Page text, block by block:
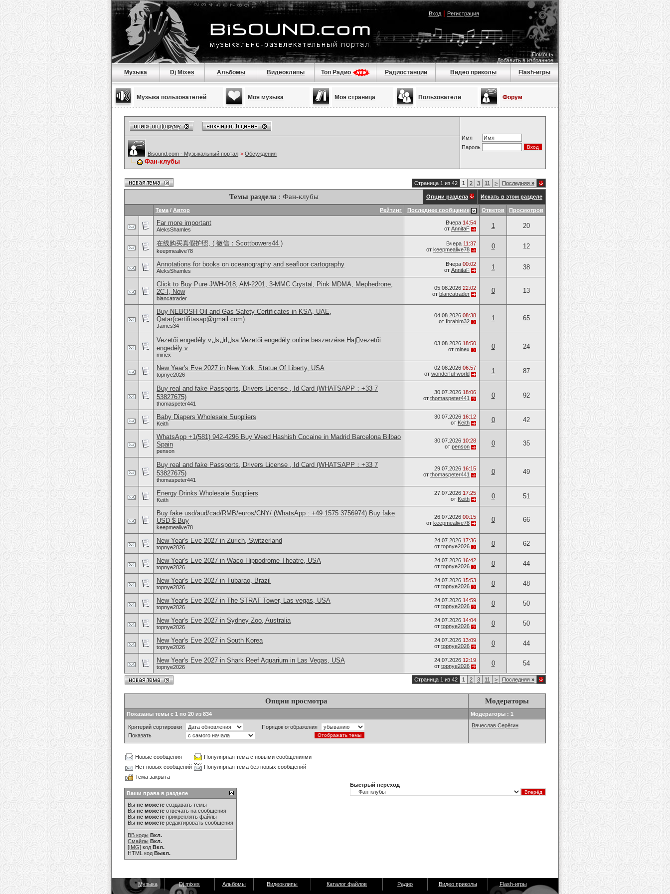
Вход| Регистрация
Помощь
Добавить в избранное
Музыка Dj Mixes Альбомы Видеоклипы Топ Радио Радиостанции Видео приколы Flash-игры
Музыка пользователей Моя музыка Моя страница Пользователи Форум
Имя
Пароль
Bisound.com - Музыкальный портал > Обсуждения
Фан-клубы
Страница 1 из 42 1 2 3 11 > Последняя »
Темы раздела : Фан-клубы Опции раздела Искать в этом разделе
Рейтинг
Тема / Автор Последнее сообщение Ответов Просмотров
Far more important
AleksShamles
Вчера 14:54
от AnnitaF 1 20
在线购买真假护照, ( 微信：Scottbowers44 )
keepmealive78
Вчера 11:37
от keepmealive78 0 12
Annotations for books on oceanography and seafloor cartography
AleksShamles
Вчера 00:02
от AnnitaF 1 38
Click to Buy Pure JWH-018, AM-2201, 3-MMC Crystal, Pink MDMA, Mephedrone,
2C-I, Now
blancatrader
05.08.2026 22:02
от blancatrader 0 13
Buy NEBOSH Oil and Gas Safety Certificates in KSA, UAE,
Qatar(certifitasap@gmail.com)
James34
04.08.2026 08:38
от Ibrahim32 1 65
Vezetői engedély vلsلrlلsa Vezetői engedély online beszerzése Hajَvezetői
engedély v
minex
03.08.2026 18:50
от minex 0 24
New Year's Eve 2027 in New York: Statue Of Liberty, USA
topnye2026
02.08.2026 06:57
от wonderful-world 1 87
Buy real and fake Passports, Drivers License , Id Card (WHATSAPP：+33 7
53827675)
thomaspeter441
30.07.2026 18:06
от thomaspeter441 0 92
Baby Diapers Wholesale Suppliers
Keith
30.07.2026 16:12
от Keith 0 42
WhatsApp +1(581) 942-4296 Buy Weed Hashish Cocaine in Madrid Barcelona Bilbao
Spain
penson
30.07.2026 10:28
от penson 0 35
Buy real and fake Passports, Drivers License , Id Card (WHATSAPP：+33 7
53827675)
thomaspeter441
29.07.2026 16:15
от thomaspeter441 0 49
Energy Drinks Wholesale Suppliers
Keith
27.07.2026 17:25
от Keith 0 51
Buy fake usd/aud/cad/RMB/euros/CNY/ (WhatsApp : +49 1575 3756974) Buy fake
USD $ Buy
keepmealive78
26.07.2026 00:15
от keepmealive78 0 66
New Year's Eve 2027 in Zurich, Switzerland
topnye2026
24.07.2026 17:36
от topnye2026 0 62
New Year's Eve 2027 in Waco Hippodrome Theatre, USA
topnye2026
24.07.2026 16:42
от topnye2026 0 44
New Year's Eve 2027 in Tubarao, Brazil
topnye2026
24.07.2026 15:53
от topnye2026 0 48
New Year's Eve 2027 in The STRAT Tower, Las vegas, USA
topnye2026
24.07.2026 14:59
от topnye2026 0 50
New Year's Eve 2027 in Sydney Zoo, Australia
topnye2026
24.07.2026 14:04
от topnye2026 0 50
New Year's Eve 2027 in South Korea
topnye2026
24.07.2026 13:09
от topnye2026 0 44
New Year's Eve 2027 in Shark Reef Aquarium in Las Vegas, USA
topnye2026
24.07.2026 12:19
от topnye2026 0 54
Страница 1 из 42 1 2 3 11 > Последняя »
Опции просмотра Модераторы
Показаны темы с 1 по 20 из 834 Модераторы : 1
Критерий сортировки
Порядок отображения
Показать
Вячеслав Серёгин
Новые сообщения
Популярная тема с новыми сообщениями
Нет новых сообщений
Популярная тема без новых сообщений
Тема закрыта
Ваши права в разделе
Вы не можете создавать темы
Вы не можете отвечать на сообщения
Вы не можете прикреплять файлы
Вы не можете редактировать сообщения
BB коды Вкл.
Смайлы Вкл.
[IMG] код Вкл.
HTML код Выкл.
Быстрый переход
Музыка Dj mixes Альбомы Видеоклипы Каталог файлов Радио Видео приколы Flash-игры